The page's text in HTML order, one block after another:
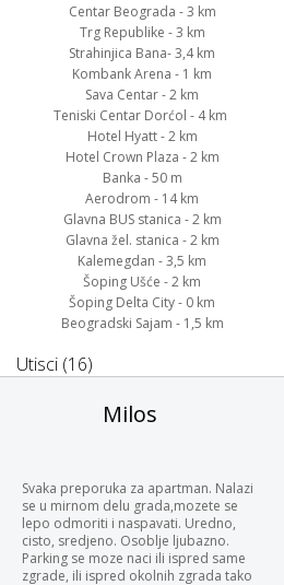
Centar Beograda - 3 km
Trg Republike - 3 km
Strahinjica Bana- 3,4 km
Kombank Arena - 1 km
Sava Centar - 2 km
Teniski Centar Dorćol - 4 km
Hotel Hyatt - 2 km
Hotel Crown Plaza - 2 km
Banka - 50 m
Aerodrom - 14 km
Glavna BUS stanica - 2 km
Glavna žel. stanica - 2 km
Kalemegdan - 3,5 km
Šoping Ušće - 2 km
Šoping Delta City - 0 km
Beogradski Sajam - 1,5 km
Utisci (16)
Milos
Svaka preporuka za apartman. Nalazi
se u mirnom delu grada,mozete se
lepo odmoriti i naspavati. Uredno,
cisto, sredjeno. Osoblje ljubazno.
Parking se moze naci ili ispred same
zgrade, ili ispred okolnih zgrada tako